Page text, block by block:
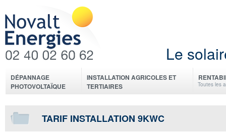
Le
DÉPANNAGE
PHOTOVOLTAÏQUE
INSTALLATION AGRICOLES ET
TERTIAIRES
Toutes les
TARIF INSTALLATION 9KWC